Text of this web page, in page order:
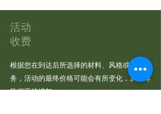
​活动
收费
根据您在到达后所选择的材料、风格或额外服
务，活动的最终价格可能会有所变化，从而导
致相应的增加。